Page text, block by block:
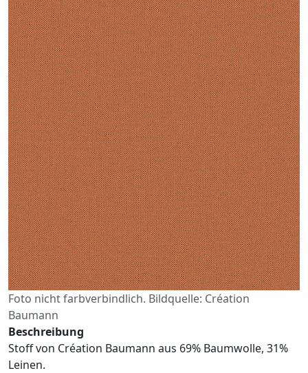
Foto nicht farbverbindlich. Bildquelle: Création
Baumann
Beschreibung
Stoff von Création Baumann aus 69% Baumwolle, 31%
Leinen.